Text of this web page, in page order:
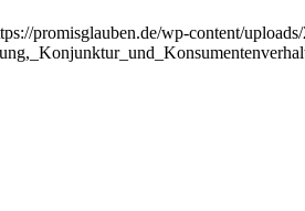
promisglauben.de/wp-content/